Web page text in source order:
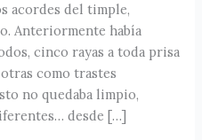
acordes del timple,
Anteriormente había
cinco rayas a toda prisa
como trastes
no quedaba limpio,
desde […]